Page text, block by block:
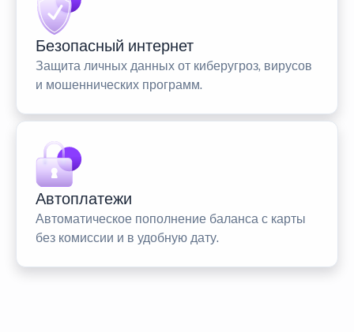
Безопасный интернет
Защита личных данных от киберугроз, вирусов
и мошеннических программ.
Автоплатежи
Автоматическое пополнение баланса с карты
без комиссии и в удобную дату.